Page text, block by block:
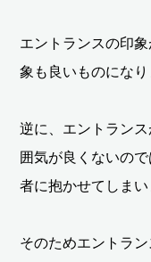
エントランスの印
象も良いものになり
逆に、エントラン
囲気が良くないの
者に抱かせてしまい
そのためエントラ